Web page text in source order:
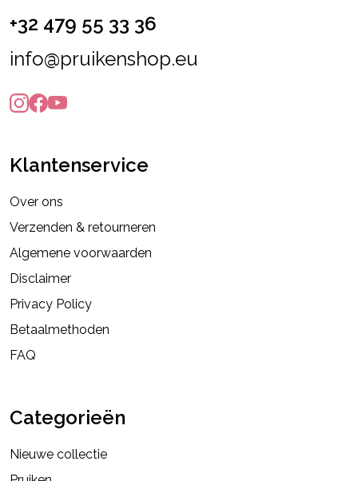
+32 479 55 33 36
info@pruikenshop.eu
Klantenservice
Over ons
Verzenden & retourneren
Algemene voorwaarden
Disclaimer
Privacy Policy
Betaalmethoden
FAQ
Categorieën
Nieuwe collectie